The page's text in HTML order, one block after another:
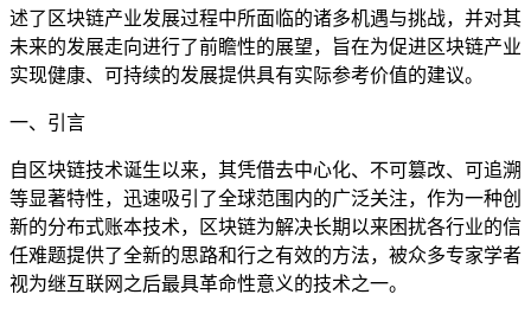
述了区块链产业发展过程中所面临的诸多机遇与挑战，并对其
未来的发展走向进行了前瞻性的展望，旨在为促进区块链产业
实现健康、可持续的发展提供具有实际参考价值的建议。
一、引言
自区块链技术诞生以来，其凭借去中心化、不可篡改、可追溯
等显著特性，迅速吸引了全球范围内的广泛关注，作为一种创
新的分布式账本技术，区块链为解决长期以来困扰各行业的信
任难题提供了全新的思路和行之有效的方法，被众多专家学者
视为继互联网之后最具革命性意义的技术之一。